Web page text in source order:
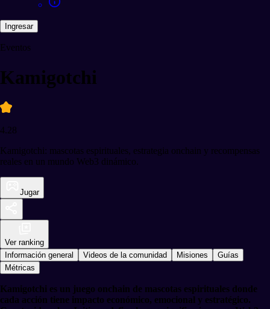
Ingresar
Eventos
Kamigotchi
4.28
Kamigotchi: mascotas espirituales, estrategia onchain y recompensas
reales en un mundo Web3 dinámico.
Jugar
Ver ranking
Información general
Videos de la comunidad Misiones
Guías
Métricas
Kamigotchi es un juego onchain de mascotas espirituales donde
cada acción tiene impacto económico, emocional y estratégico.